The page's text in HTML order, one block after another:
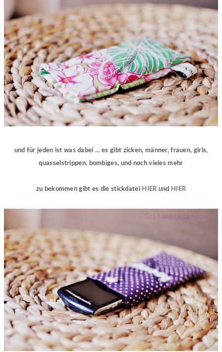
und für jeden ist was dabei ... es gibt zicken, männer, frauen, girls,
quasselstrippen, bombiges, und noch vieles mehr
zu bekommen gibt es die stickdatei HIER und HIER